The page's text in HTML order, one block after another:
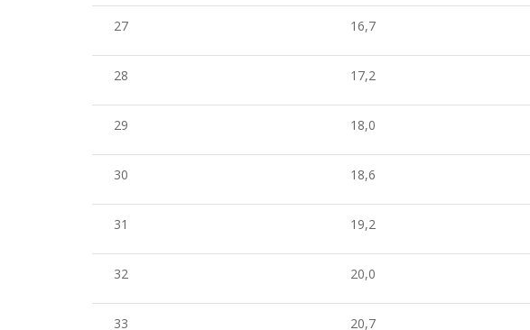
27 16,7
28 17,2
29 18,0
30 18,6
31 19,2
32 20,0
33 20,7